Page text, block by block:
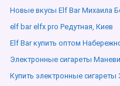
Новые вкусы Elf Bar Михаила
elf bar elfx pro Редутная, Киев
Elf Bar купить оптом
Электронные сигареты
Купить электронные сигареты